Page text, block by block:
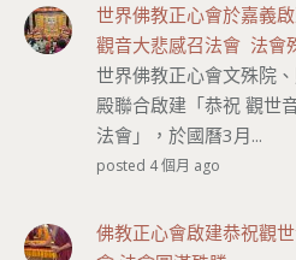
世界佛教正心會於嘉義
觀音大悲感召法會 法會
世界佛教正心會文殊院
殿聯合啟建「恭祝 觀世
法會」，於國曆3月...
posted 4 個月 ago
佛教正心會啟建恭祝觀